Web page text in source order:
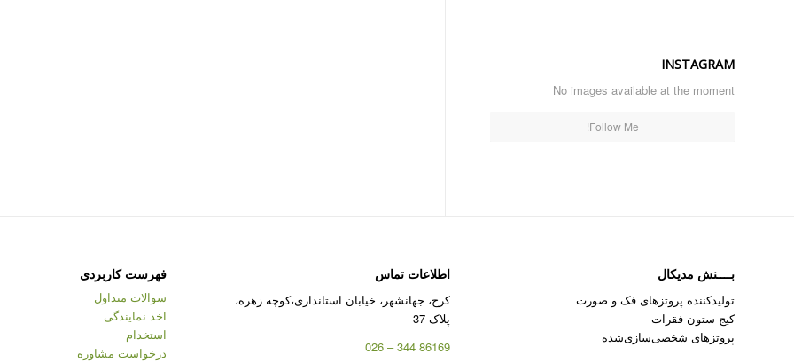
INSTAGRAM
No images available at the moment
Follow Me!
بــــنش مدیکال
تولیدکننده پروتزهای فک و صورت
کیج ستون فقرات
پروتزهای شخصی‌سازی‌شده
اطلاعات تماس
کرج، جهانشهر، خیابان استانداری،کوچه زهره،
پلاک 37
86169 344 – 026
فهرست کاربردی
سوالات متداول
اخذ نمایندگی
استخدام
درخواست مشاوره